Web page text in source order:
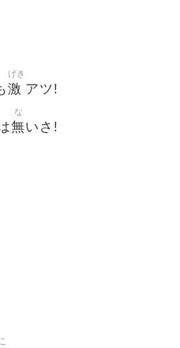
激
げき
アツ!
無
な
いさ!
こ